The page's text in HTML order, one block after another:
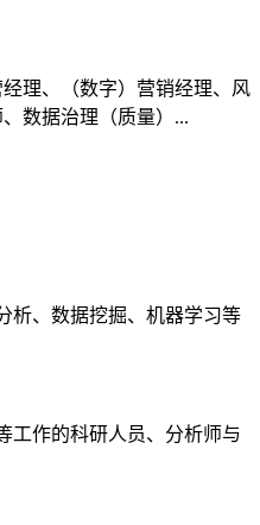
理、（数字）营销经理、风
数据治理（质量）...
析、数据挖掘、机器学习等
工作的科研人员、分析师与